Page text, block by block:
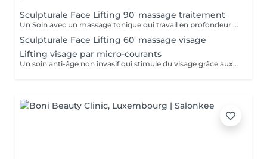
Sculpturale Face Lifting 90' massage traitement
Un Soin avec un massage tonique qui travail en profondeur les muscles de votre visage en interne et en externe. RESULTATS: - Rajeunissement naturel sans injections - Amélioration du tonus musculaire (fitness passif du visage) - Action drainage, detoxication - Enrichissement en oxygène - Amélioration de la microcirculation - Disparition de double menton - La peau devient plus lisse et plus élastique
Sculpturale Face Lifting 60' massage visage
Lifting visage par micro-courants
Un soin anti-âge non invasif qui stimule du visage grâce aux micro-courants. Il raffermit la peau, améliore l'ovale du visage et procure un effet lifting immédiat.